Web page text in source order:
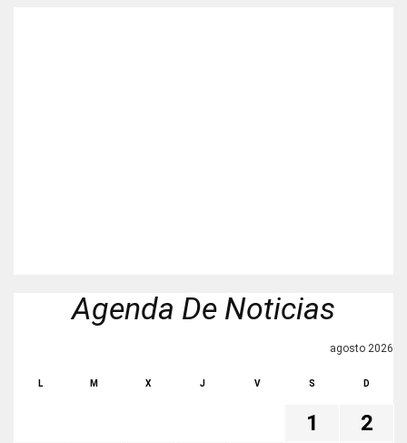
Agenda De Noticias
agosto 2026
L M X J V S D
1
2